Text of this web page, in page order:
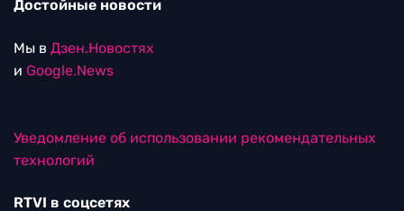
Достойные новости
Мы в Дзен.Новостях
и Google.News
Уведомление об использовании рекомендательных
технологий
RTVI в соцсетях